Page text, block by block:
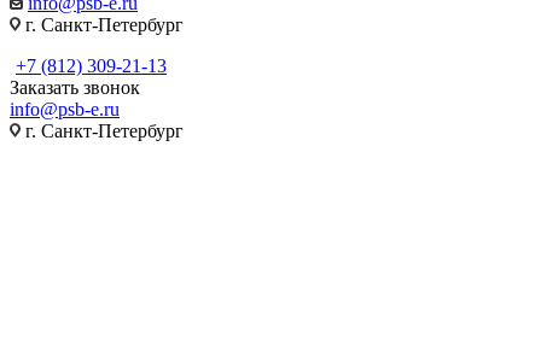
г. Санкт-Петербург
+7 (812) 309-21-13
Заказать звонок
info@psb-e.ru
г. Санкт-Петербург